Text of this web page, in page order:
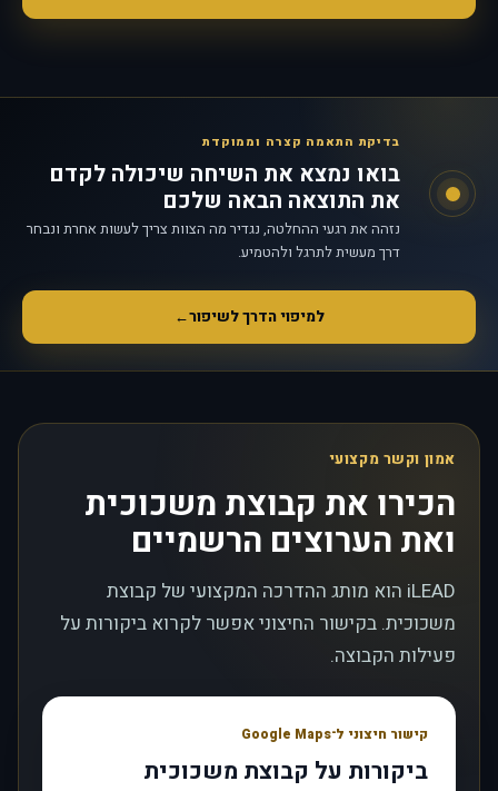
בדיקת התאמה קצרה וממוקדת
בואו נמצא את השיחה שיכולה לקדם
את התוצאה הבאה שלכם
נזהה את רגעי ההחלטה, נגדיר מה הצוות צריך לעשות אחרת ונבחר
דרך מעשית לתרגל ולהטמיע.
למיפוי הדרך לשיפור←
אמון וקשר מקצועי
הכירו את קבוצת משכוכית
ואת הערוצים הרשמיים
iLEAD הוא מותג ההדרכה המקצועי של קבוצת
משכוכית. בקישור החיצוני אפשר לקרוא ביקורות על
פעילות הקבוצה.
קישור חיצוני ל־Google Maps
ביקורות על קבוצת משכוכית